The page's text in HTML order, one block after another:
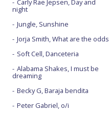
Carly Rae Jepsen, Day and
night
Jungle, Sunshine
Jorja Smith, What are the odds
Soft Cell, Danceteria
Alabama Shakes, I must be
dreaming
Becky G, Baraja bendita
Peter Gabriel, o/i